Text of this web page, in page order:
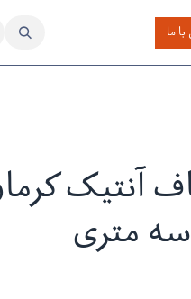
ما
آنتیک
متری